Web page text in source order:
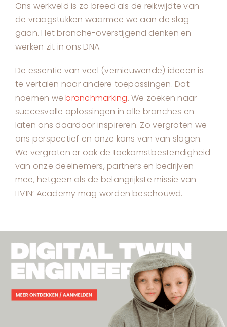
Ons werkveld is zo breed als de reikwijdte van
de vraagstukken waarmee we aan de slag
gaan. Het branche-overstijgend denken en
werken zit in ons DNA.
De essentie van veel (vernieuwende) ideeën is
te vertalen naar andere toepassingen. Dat
noemen webranchmarking. We zoeken naar
succesvolle oplossingen in alle branches en
laten ons daardoor inspireren. Zo vergroten we
ons perspectief en onze kans van van slagen.
We vergroten er ook de toekomstbestendigheid
van onze deelnemers, partners en bedrijven
mee, hetgeen als de belangrijkste missie van
LIVIN’ Academy mag worden beschouwd.